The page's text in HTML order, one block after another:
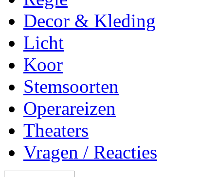
Decor & Kleding
Licht
Koor
Stemsoorten
Operareizen
Theaters
Vragen / Reacties